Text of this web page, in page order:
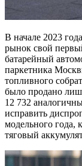
В начале 2023
рынок свой
батарейный
паркетника
топливного
было продано
12 732
исправить
модельного года,
тяговый